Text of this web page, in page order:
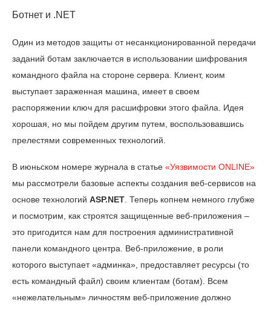
Ботнет и .NET
Один из методов защиты от несанкционированной передачи
заданий ботам заключается в использовании шифрования
командного файла на стороне сервера. Клиент, коим
выступает зараженная машина, имеет в своем
распоряжении ключ для расшифровки этого файла. Идея
хорошая, но мы пойдем другим путем, воспользовавшись
прелестями современных технологий.
В июньском номере журнала в статье «Уязвимости ONLINE»
мы рассмотрели базовые аспекты создания веб-сервисов на
основе технологий ASP.NET . Теперь копнем немного глубже
и посмотрим, как строятся защищенные веб-приложения –
это пригодится нам для построения административной
панели командного центра. Веб-приложение, в роли
которого выступает «админка», предоставляет ресурсы (то
есть командный файл) своим клиентам (ботам). Всем
«нежелательным» личностям веб-приложение должно